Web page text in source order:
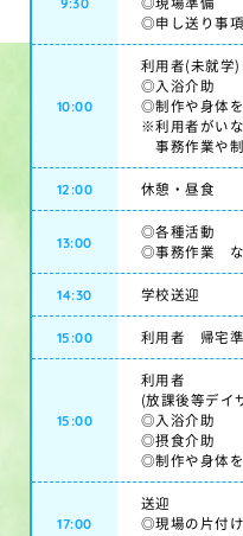
◎現場準備
◎申し送り事
10:00
利用者(未就学)
◎入浴介助
◎制作や身体
※利用者がい
事務作業や制
12:00 休憩・昼食
13:00
◎各種活動
◎事務作業 な
14:30 学校送迎
15:00 利用者 帰宅
15:00
利用者
(放課後等デイ
◎入浴介助
◎摂食介助
◎制作や身体
17:00
送迎
◎現場の片付け